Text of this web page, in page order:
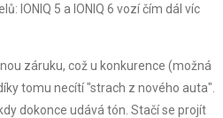
IONIQ 5 a IONIQ 6 vozí čím dál víc
záruku, což u konkurence (možná
tomu necítí "strach z nového auta".
dokonce udává tón. Stačí se projít